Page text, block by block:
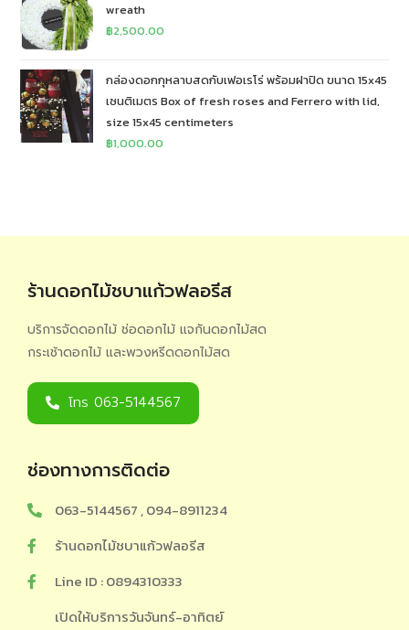
wreath
฿2,500.00
กล่องดอกกุหลาบสดกับเฟอเรโร่ พร้อมฝาปิด ขนาด 15x45
เซนติเมตร Box of fresh roses and Ferrero with lid,
size 15x45 centimeters
฿1,000.00
ร้านดอกไม้ชบาแก้วฟลอรีส
บริการจัดดอกไม้ ช่อดอกไม้ แจกันดอกไม้สด
กระเช้าดอกไม้ และพวงหรีดดอกไม้สด
โทร 063-5144567
ช่องทางการติดต่อ
063-5144567 , 094-8911234
ร้านดอกไม้ชบาแก้วฟลอรีส
Line ID : 0894310333
เปิดให้บริการวันจันทร์-อาทิตย์